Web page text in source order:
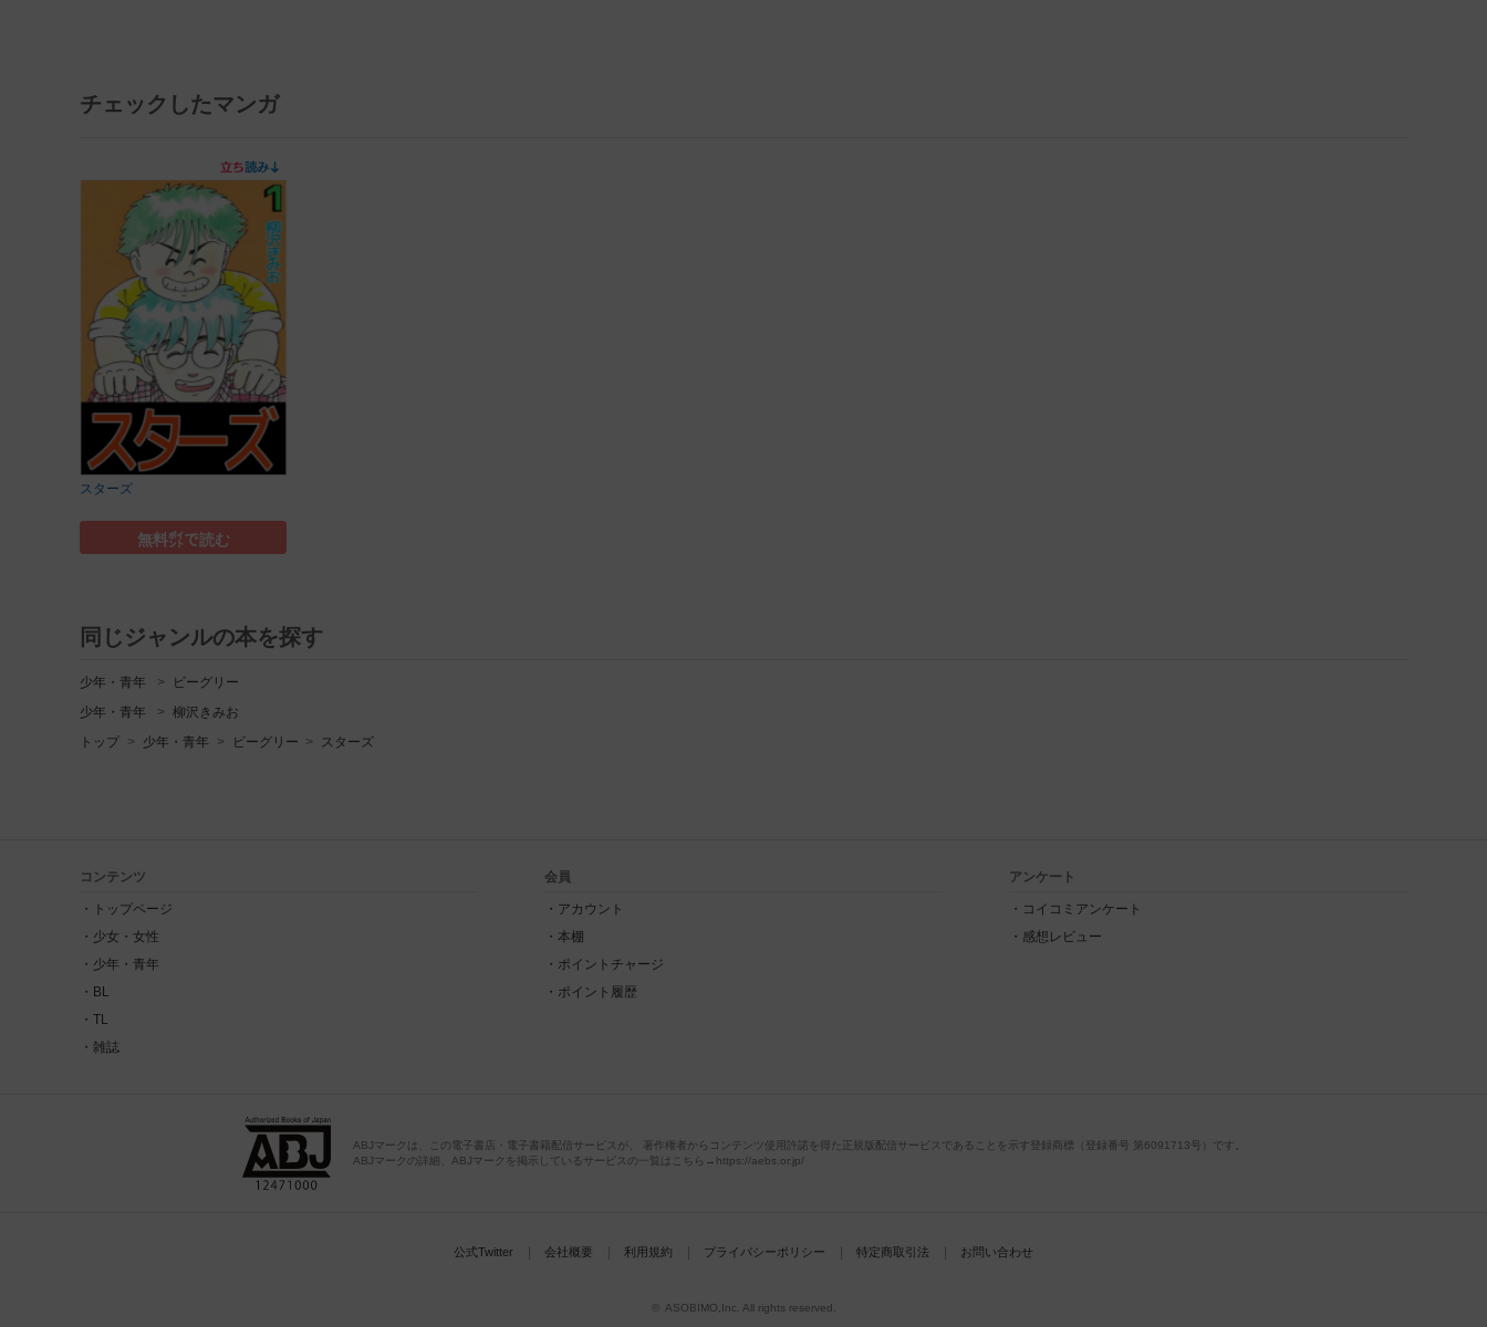
チェックしたマンガ
スターズ
無料㌽で読む
同じジャンルの本を探す
少年・青年 ビーグリー
少年・青年 柳沢きみお
トップ 少年・青年 ビーグリー スターズ
コンテンツ
トップページ
少女・女性
少年・青年
BL
TL
雑誌
会員
アカウント
本棚
ポイントチャージ
ポイント履歴
アンケート
コイコミアンケート
感想レビュー
ABJマークは、この電子書店・電子書籍配信サービスが、 著作権者からコンテンツ使用許諾を得た正規版配信サービスであることを示す登録商標（登録番号 第6091713号）です。
ABJマークの詳細、ABJマークを掲示しているサービスの一覧はこちら→https://aebs.or.jp/
公式Twitter 会社概要 利用規約 プライバシーポリシー 特定商取引法 お問い合わせ
© ASOBIMO,Inc. All rights reserved.